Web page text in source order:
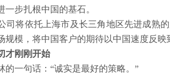
步扎根中国的基石。
司将依托上海市及长三角地区先进成熟
规模，将中国客户的期待以中国速度反映
才刚刚开始
的一句话：“诚实是最好的策略。”